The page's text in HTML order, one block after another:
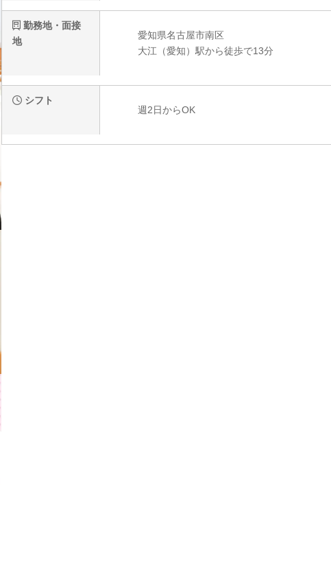
勤務地・面接
地
愛知県名古屋市南区
大江（愛知）駅から徒歩で13分
シフト
週2日からOK